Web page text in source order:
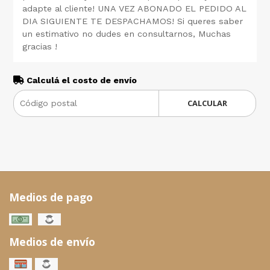
adapte al cliente! UNA VEZ ABONADO EL PEDIDO AL
DIA SIGUIENTE TE DESPACHAMOS! Si queres saber
un estimativo no dudes en consultarnos, Muchas
gracias !
Calculá el costo de envío
CALCULAR
Medios de pago
Medios de envío